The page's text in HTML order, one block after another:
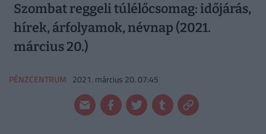
Szombat reggeli túlélőcsomag: időjárás,
hírek, árfolyamok, névnap (2021.
március 20.)
PÉNZCENTRUM 2021. március 20. 07:45